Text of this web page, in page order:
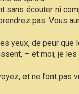
sans écouter ni
pas. Vous
yeux, de peur que
– et moi, je les
et ne l’ont pas